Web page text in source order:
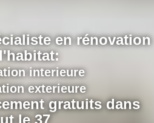
en rénovation
interieure
exterieure
gratuits dans
le 37